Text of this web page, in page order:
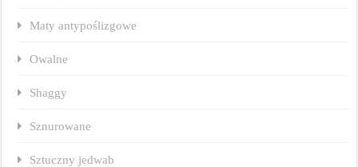
Maty antypoślizgowe
Owalne
Shaggy
Sznurowane
Sztuczny jedwab